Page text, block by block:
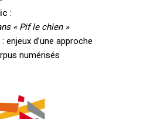
est vide.
Retourner à la
librairie
:
« Pif le chien »
enjeux d’une approche
numérisés